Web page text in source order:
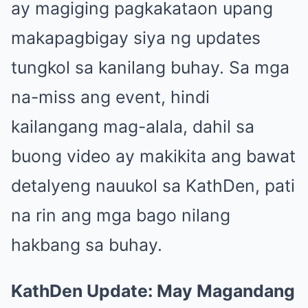
ay magiging pagkakataon upang
makapagbigay siya ng updates
tungkol sa kanilang buhay. Sa mga
na-miss ang event, hindi
kailangang mag-alala, dahil sa
buong video ay makikita ang bawat
detalyeng nauukol sa KathDen, pati
na rin ang mga bago nilang
hakbang sa buhay.
KathDen Update: May Magandang